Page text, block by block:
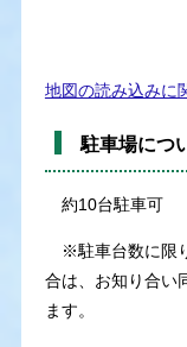
地図の読み込みに
駐車場につ
約10台駐車可
※駐車台数に限
合は、お知り合い
ます。